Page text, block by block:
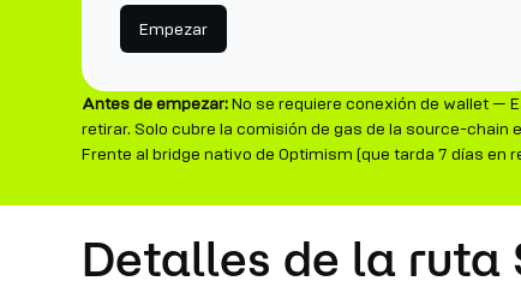
Empezar
Antes de empezar:No se requiere conexión de wallet —
retirar. Solo cubre la comisión de gas de la source-chain
Frente al bridge nativo de Optimism (que tarda 7 días
Detalles de la ruta